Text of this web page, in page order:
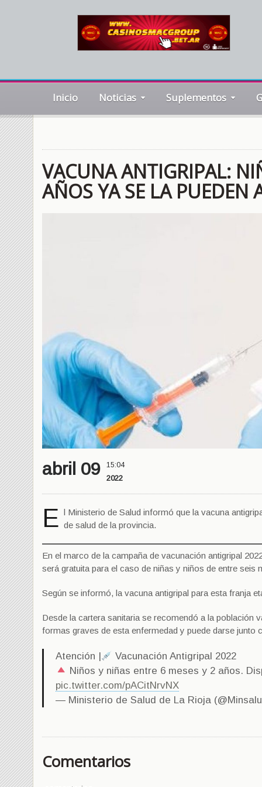
Inicio Noticias Suplementos
VACUNA ANTIGRIPAL:
AÑOS YA SE LA PUEDEN
abril 09 15:04
2022
E l Ministerio de Salud informó que la vacuna
de salud de la provincia.
En el marco de la campaña de vacunación antigripal
será gratuita para el caso de niñas y niños de entre seis
Según se informó, la vacuna antigripal para esta franja
Desde la cartera sanitaria se recomendó a la población
formas graves de esta enfermedad y puede darse junto
Atención |
Vacunación Antigripal 2022
Niños y niñas entre 6 meses y 2 años.
pic.twitter.com/pACitNrvNX
— Ministerio de Salud de La Rioja
Comentarios